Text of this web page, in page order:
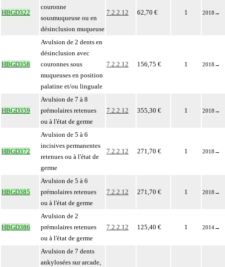
HBGD322
couronne
sousmuqueuse ou en
désinclusion muqueuse
7.2.2.12 62,70 € 1 2018 →
HBGD358
Avulsion de 2 dents en
désinclusion avec
couronnes sous
muqueuses en position
palatine et/ou linguale
7.2.2.12 156,75 € 1 2018 →
HBGD359
Avulsion de 7 à 8
prémolaires retenues
ou à l'état de germe
7.2.2.12 355,30 € 1 2018 →
HBGD372
Avulsion de 5 à 6
incisives permanentes
retenues ou à l'état de
germe
7.2.2.12 271,70 € 1 2018 →
HBGD385
Avulsion de 5 à 6
prémolaires retenues
ou à l'état de germe
7.2.2.12 271,70 € 1 2018 →
HBGD386
Avulsion de 2
prémolaires retenues
ou à l'état de germe
7.2.2.12 125,40 € 1 2014→
Avulsion de 7 dents
ankylosées sur arcade,